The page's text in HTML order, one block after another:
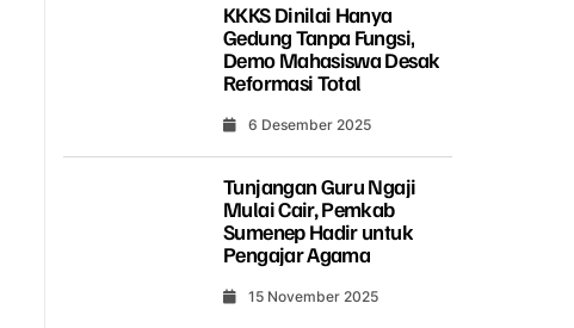
KKKS Dinilai Hanya
Gedung Tanpa Fungsi,
Demo Mahasiswa Desak
Reformasi Total
6 Desember 2025
Tunjangan Guru Ngaji
Mulai Cair, Pemkab
Sumenep Hadir untuk
Pengajar Agama
15 November 2025